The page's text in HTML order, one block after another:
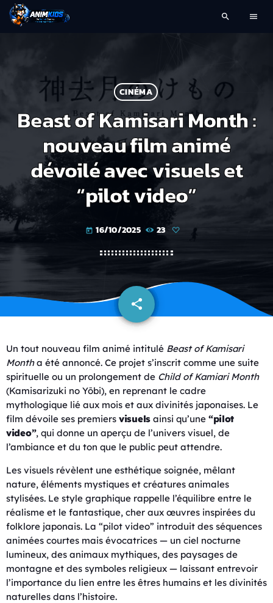
search menu
CINÉMA
Beast of Kamisari Month :
nouveau film animé
dévoilé avec visuels et
“pilot video”
today 16/10/2025 23
share
email
Un tout nouveau film animé intitulé Beast of Kamisari
Montha été annoncé. Ce projet s’inscrit comme une suite
spirituelle ou un prolongement de Child of Kamiari Month
(Kamisarizuki no Yōbi), en reprenant le cadre
mythologique lié aux mois et aux divinités japonaises. Le
film dévoile ses premiers visuelsainsi qu’une “pilot
video”, qui donne un aperçu de l’univers visuel, de
l’ambiance et du ton que le public peut attendre.
Les visuels révèlent une esthétique soignée, mêlant
nature, éléments mystiques et créatures animales
stylisées. Le style graphique rappelle l’équilibre entre le
réalisme et le fantastique, cher aux œuvres inspirées du
folklore japonais. La “pilot video” introduit des séquences
animées courtes mais évocatrices — un ciel nocturne
lumineux, des animaux mythiques, des paysages de
montagne et des symboles religieux — laissant entrevoir
l’importance du lien entre les êtres humains et les divinités
naturelles dans l’histoire.